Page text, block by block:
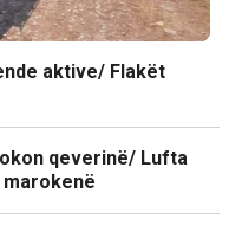
aktive/ Flakët
qeverinë/ Lufta